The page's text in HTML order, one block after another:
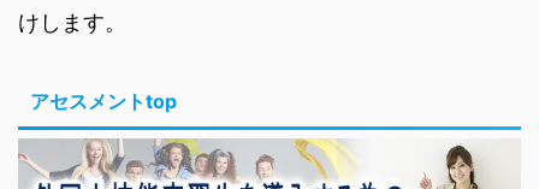
けします。
アセスメントtop